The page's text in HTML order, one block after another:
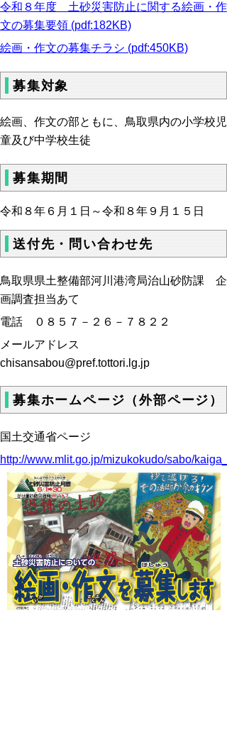
令和８年度 土砂災害防止に関する絵画・作
文の募集要領 (pdf:182KB)
絵画・作文の募集チラシ (pdf:450KB)
募集対象
絵画、作文の部ともに、鳥取県内の小学校児
童及び中学校生徒
募集期間
令和８年６月１日～令和８年９月１５日
送付先・問い合わせ先
鳥取県県土整備部河川港湾局治山砂防課 企
画調査担当あて
電話 ０８５７－２６－７８２２
メールアドレス
chisansabou@pref.tottori.lg.jp
募集ホームページ（外部ページ）
国土交通省ページ
http://www.mlit.go.jp/mizukokudo/sabo/